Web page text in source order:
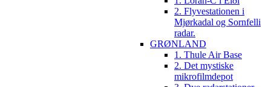
2. Flyvestationen i
Mjørkadal og Sornfelli
radar.
GRØNLAND
1. Thule Air Base
2. Det mystiske
mikrofilmdepot